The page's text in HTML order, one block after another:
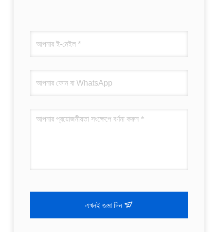
এখনই জমা দিন